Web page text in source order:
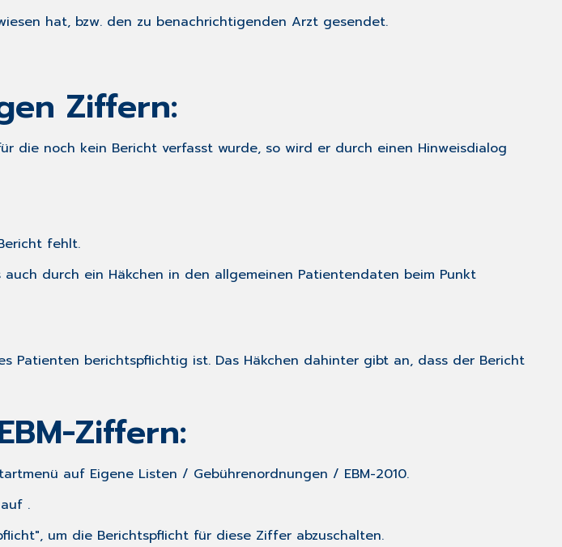
hat, bzw. den zu benachrichtigenden Arzt gesendet.
Ziffern:
noch kein Bericht verfasst wurde, so wird er durch einen Hinweisdialog
fehlt.
durch ein Häkchen in den allgemeinen Patientendaten beim Punkt
Patienten berichtspflichtig ist. Das Häkchen dahinter gibt an, dass der Bericht
Ziffern:
auf Eigene Listen / Gebührenordnungen / EBM-2010.
.
um die Berichtspflicht für diese Ziffer abzuschalten.